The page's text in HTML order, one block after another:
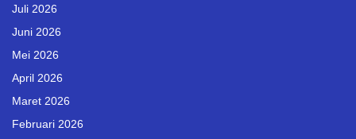
Juli 2026
Juni 2026
Mei 2026
April 2026
Maret 2026
Februari 2026